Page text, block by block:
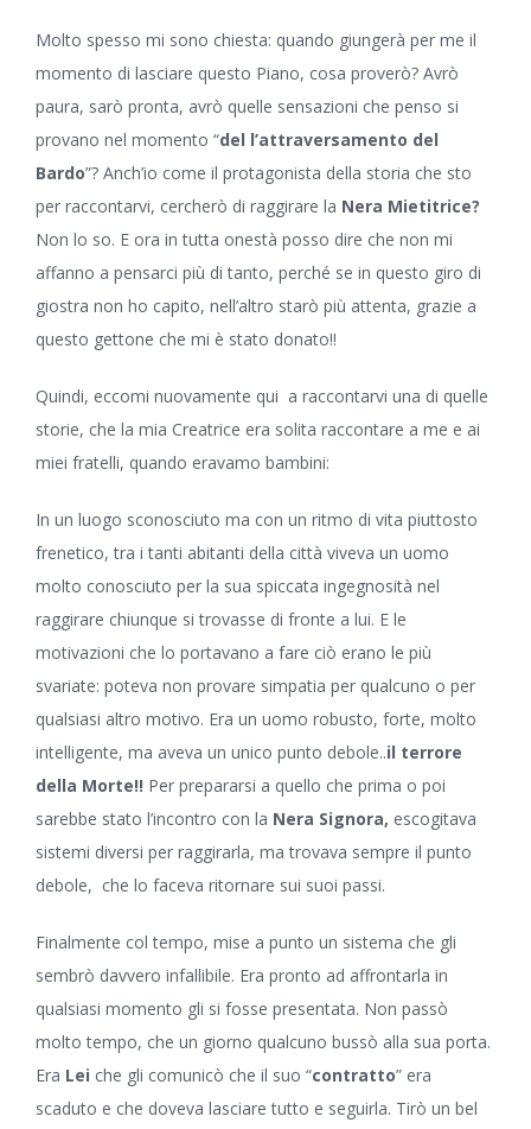
Molto spesso mi sono chiesta: quando giungerà per me il
momento di lasciare questo Piano, cosa proverò? Avrò
paura, sarò pronta, avrò quelle sensazioni che penso si
provano nel momento “del l’attraversamento del
Bardo”? Anch’io come il protagonista della storia che sto
per raccontarvi, cercherò di raggirare la Nera Mietitrice?
Non lo so. E ora in tutta onestà posso dire che non mi
affanno a pensarci più di tanto, perché se in questo giro di
giostra non ho capito, nell’altro starò più attenta, grazie a
questo gettone che mi è stato donato!!
Quindi, eccomi nuovamente qui a raccontarvi una di quelle
storie, che la mia Creatrice era solita raccontare a me e ai
miei fratelli, quando eravamo bambini:
In un luogo sconosciuto ma con un ritmo di vita piuttosto
frenetico, tra i tanti abitanti della città viveva un uomo
molto conosciuto per la sua spiccata ingegnosità nel
raggirare chiunque si trovasse di fronte a lui. E le
motivazioni che lo portavano a fare ciò erano le più
svariate: poteva non provare simpatia per qualcuno o per
qualsiasi altro motivo. Era un uomo robusto, forte, molto
intelligente, ma aveva un unico punto debole..il terrore
della Morte!! Per prepararsi a quello che prima o poi
sarebbe stato l’incontro con la Nera Signora, escogitava
sistemi diversi per raggirarla, ma trovava sempre il punto
debole, che lo faceva ritornare sui suoi passi.
Finalmente col tempo, mise a punto un sistema che gli
sembrò davvero infallibile. Era pronto ad affrontarla in
qualsiasi momento gli si fosse presentata. Non passò
molto tempo, che un giorno qualcuno bussò alla sua porta.
Era Lei che gli comunicò che il suo “contratto” era
scaduto e che doveva lasciare tutto e seguirla. Tirò un bel